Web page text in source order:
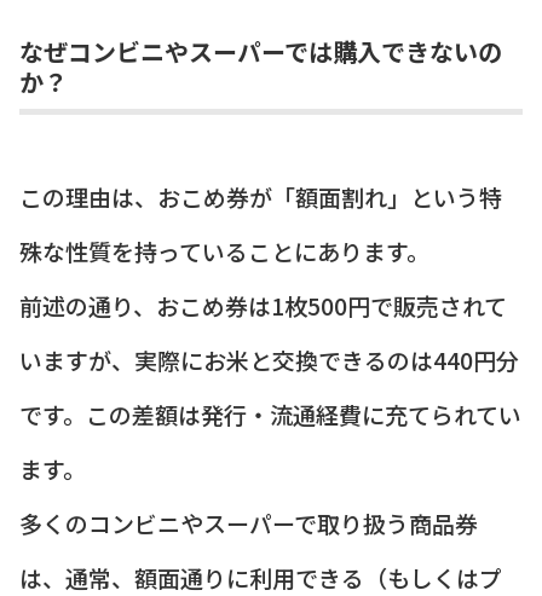
なぜコンビニやスーパーでは購入できないの
か？
この理由は、おこめ券が「額面割れ」という特
殊な性質を持っていることにあります。
前述の通り、おこめ券は1枚500円で販売されて
いますが、実際にお米と交換できるのは440円分
です。この差額は発行・流通経費に充てられてい
ます。
多くのコンビニやスーパーで取り扱う商品券
は、通常、額面通りに利用できる（もしくはプ